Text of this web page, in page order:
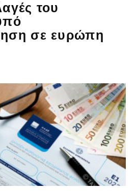
του
σε ευρώπη